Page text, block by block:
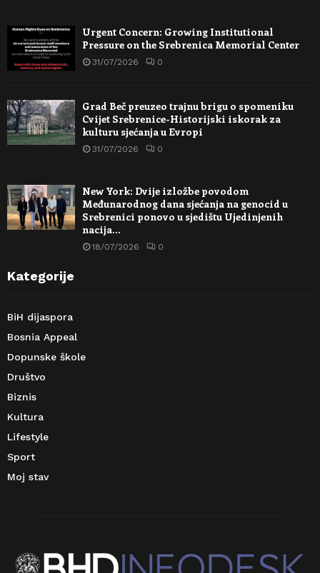
Urgent Concern: Growing Institutional
Pressure on the Srebrenica Memorial Center
31/07/2026 0
Grad Beč preuzeo trajnu brigu o spomeniku
Cvijet Srebrenice-Historijski iskorak za
kulturu sjećanja u Evropi
31/07/2026 0
New York: Dvije izložbe povodom
Međunarodnog dana sjećanja na genocid u
Srebrenici ponovo u sjedištu Ujedinjenih
nacija…
18/07/2026 0
Kategorije
BiH dijaspora
Bosnia Appeal
Dopunske škole
Društvo
Biznis
Kultura
Lifestyle
Sport
Moj stav